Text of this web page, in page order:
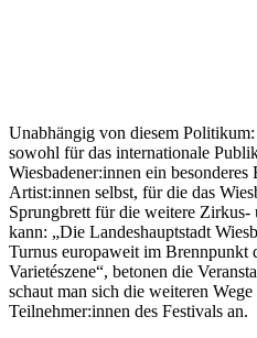
Unabhängig von diesem
sowohl für das internationale
Wiesbadener:innen ein
Artist:innen selbst, für die das
Sprungbrett für die weitere Zirkus-
kann: „Die Landeshauptstadt
Turnus europaweit im Brennpunkt
Varietészene“, betonen die
schaut man sich die weiteren
Teilnehmer:innen des Festivals an.